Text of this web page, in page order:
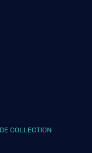
COLLECTION